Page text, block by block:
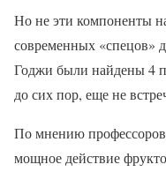
Но не эти компоненты
современных «спецов»
Годжи были найдены 4
до сих пор, еще не
По мнению
мощное действие